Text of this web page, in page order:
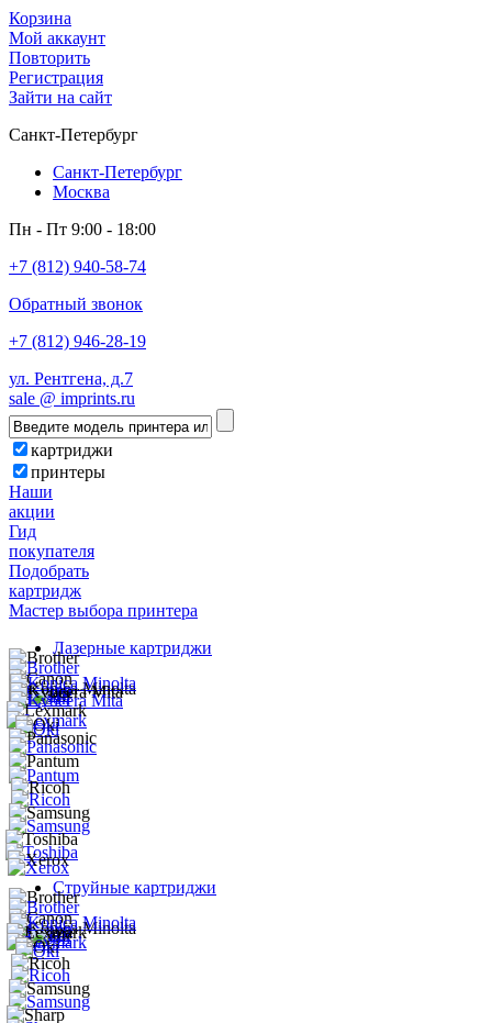
Корзина
Мой аккаунт
Повторить
Регистрация
Зайти на сайт
Санкт-Петербург
Санкт-Петербург
Москва
Пн - Пт 9:00 - 18:00
+7 (812) 940-58-74
Обратный звонок
+7 (812) 946-28-19
ул. Рентгена, д.7
sale @ imprints.ru
картриджи
принтеры
Наши
акции
Гид
покупателя
Подобрать
картридж
Мастер выбора принтера
Лазерные картриджи
Струйные картриджи